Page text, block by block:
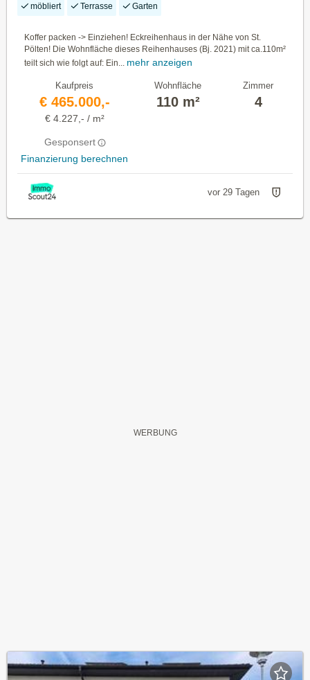
möbliert Terrasse Garten
Koffer packen -> Einziehen! Eckreihenhaus in der Nähe von St.
Pölten! Die Wohnfläche dieses Reihenhauses (Bj. 2021) mit ca.110m²
teilt sich wie folgt auf: Ein... mehr anzeigen
Kaufpreis
€ 465.000,-
€ 4.227,- / m²
Gesponsert
Finanzierung berechnen
Wohnfläche
110 m²
Zimmer
4
vor 29 Tagen